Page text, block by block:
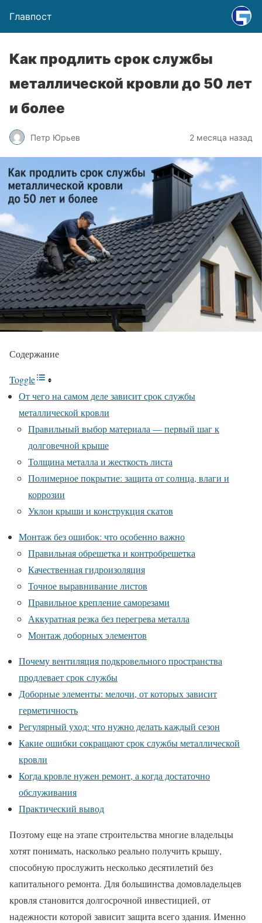
Главпост
Как продлить срок службы
металлической кровли до 50 лет
и более
Петр Юрьев 2 месяца назад
Содержание
Toggle
От чего на самом деле зависит срок службы
металлической кровли
Правильный выбор материала — первый шаг к
долговечной крыше
Толщина металла и жесткость листа
Полимерное покрытие: защита от солнца, влаги и
коррозии
Уклон крыши и конструкция скатов
Монтаж без ошибок: что особенно важно
Правильная обрешетка и контробрешетка
Качественная гидроизоляция
Точное выравнивание листов
Правильное крепление саморезами
Аккуратная резка без перегрева металла
Монтаж доборных элементов
Почему вентиляция подкровельного пространства
продлевает срок службы
Доборные элементы: мелочи, от которых зависит
герметичность
Регулярный уход: что нужно делать каждый сезон
Какие ошибки сокращают срок службы металлической
кровли
Когда кровле нужен ремонт, а когда достаточно
обслуживания
Практический вывод
Поэтому еще на этапе строительства многие владельцы
хотят понимать, насколько реально получить крышу,
способную прослужить несколько десятилетий без
капитального ремонта. Для большинства домовладельцев
кровля становится долгосрочной инвестицией, от
надежности которой зависит защита всего здания. Именно